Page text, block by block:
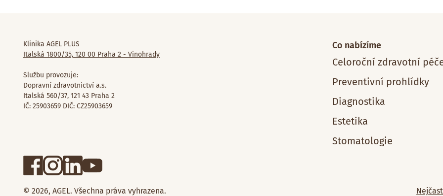
Klinika AGEL PLUS
Italská 1800/35, 120 00 Praha 2 - Vinohrady
Službu provozuje:
Dopravní zdravotnictví a.s.
Italská 560/37, 121 43 Praha 2
IČ: 25903659 DIČ: CZ25903659
Co nabízíme
Celoroční zdravotní
Preventivní prohlídky
Diagnostika
Estetika
Stomatologie
© 2026, AGEL. Všechna práva vyhrazena.